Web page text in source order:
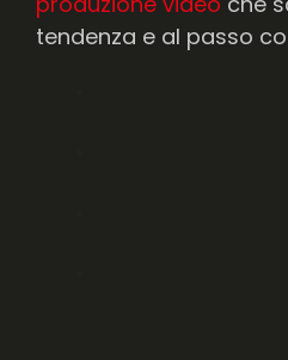
tendenza e al passo